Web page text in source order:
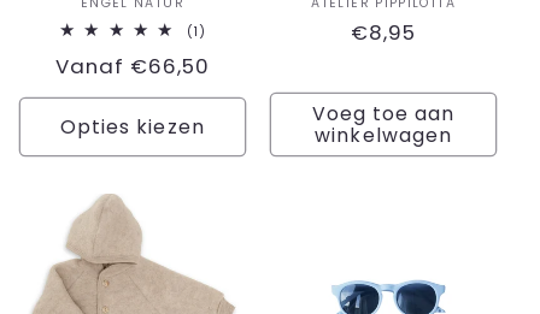
Verkoper:
(1)
aantal
Normale
prijs
Vanaf €66,50
Opties kiezen
Verkoper:
Normale
€8,95
Voeg toe aan
winkelwagen